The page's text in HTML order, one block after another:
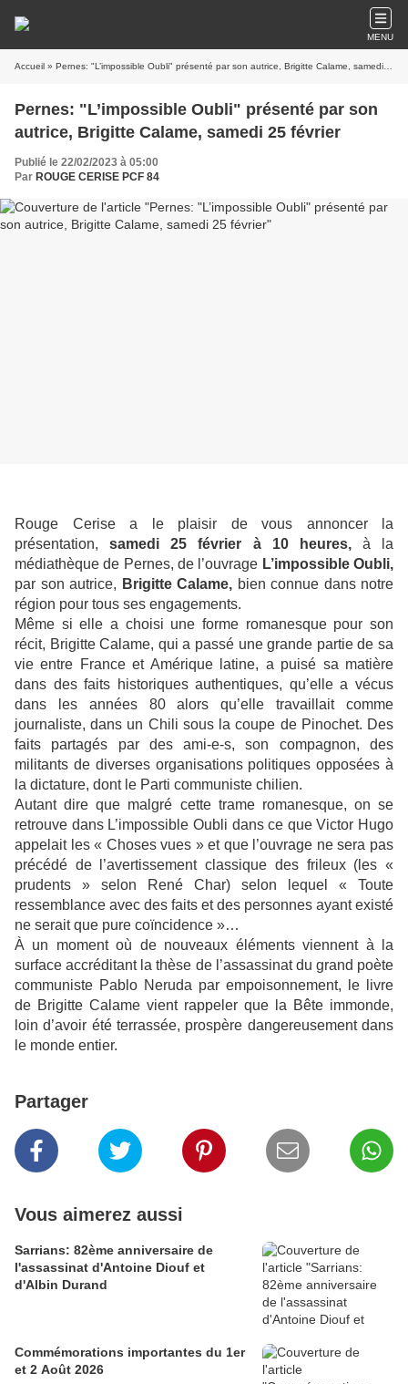
MENU
Accueil » Pernes: "L’impossible Oubli" présenté par son autrice, Brigitte Calame, samedi 25 février
Pernes: "L’impossible Oubli" présenté par son
autrice, Brigitte Calame, samedi 25 février
Publié le 22/02/2023 à 05:00
Par ROUGE CERISE PCF 84
Rouge Cerise a le plaisir de vous annoncer la
présentation,samedi 25 février à 10 heures,à la
médiathèque de Pernes, de l’ouvrage L’impossible Oubli,
par son autrice, Brigitte Calame, bien connue dans notre
région pour tous ses engagements.
Même si elle a choisi une forme romanesque pour son
récit, Brigitte Calame, qui a passé une grande partie de sa
vie entre France et Amérique latine, a puisé sa matière
dans des faits historiques authentiques, qu’elle a vécus
dans les années 80 alors qu’elle travaillait comme
journaliste, dans un Chili sous la coupe de Pinochet. Des
faits partagés par des ami-e-s, son compagnon, des
militants de diverses organisations politiques opposées à
la dictature, dont le Parti communiste chilien.
Autant dire que malgré cette trame romanesque, on se
retrouve dans L’impossible Oubli dans ce que Victor Hugo
appelait les « Choses vues » et que l’ouvrage ne sera pas
précédé de l’avertissement classique des frileux (les «
prudents » selon René Char) selon lequel « Toute
ressemblance avec des faits et des personnes ayant existé
ne serait que pure coïncidence »…
À un moment où de nouveaux éléments viennent à la
surface accréditant la thèse de l’assassinat du grand poète
communiste Pablo Neruda par empoisonnement, le livre
de Brigitte Calame vient rappeler que la Bête immonde,
loin d’avoir été terrassée, prospère dangereusement dans
le monde entier.
Partager
Vous aimerez aussi
Sarrians: 82ème anniversaire de
l'assassinat d'Antoine Diouf et
d'Albin Durand
Commémorations importantes du 1er
et 2 Août 2026